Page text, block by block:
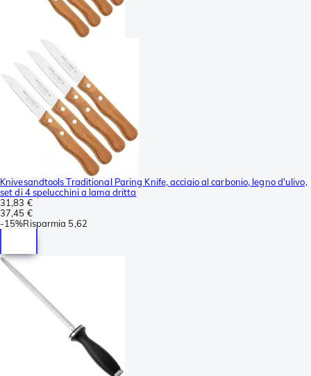
Knivesandtools Traditional Paring Knife, acciaio al carbonio, legno d'ulivo,
set di 4 spelucchini a lama dritta
31,83 €
37,45 €
-15%Risparmia 5,62